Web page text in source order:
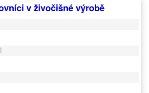
v živočišné výrobě